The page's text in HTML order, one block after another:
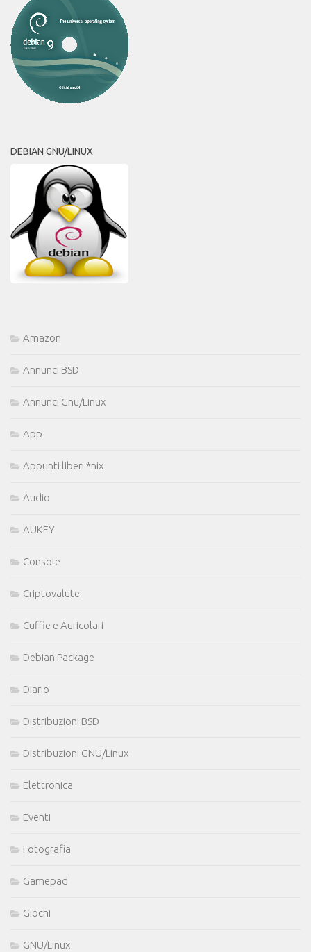
DEBIAN GNU/LINUX
Amazon
Annunci BSD
Annunci Gnu/Linux
App
Appunti liberi *nix
Audio
AUKEY
Console
Criptovalute
Cuffie e Auricolari
Debian Package
Diario
Distribuzioni BSD
Distribuzioni GNU/Linux
Elettronica
Eventi
Fotografia
Gamepad
Giochi
GNU/Linux